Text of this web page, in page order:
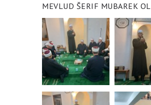
MEVLUD ŠERIF MUBAREK